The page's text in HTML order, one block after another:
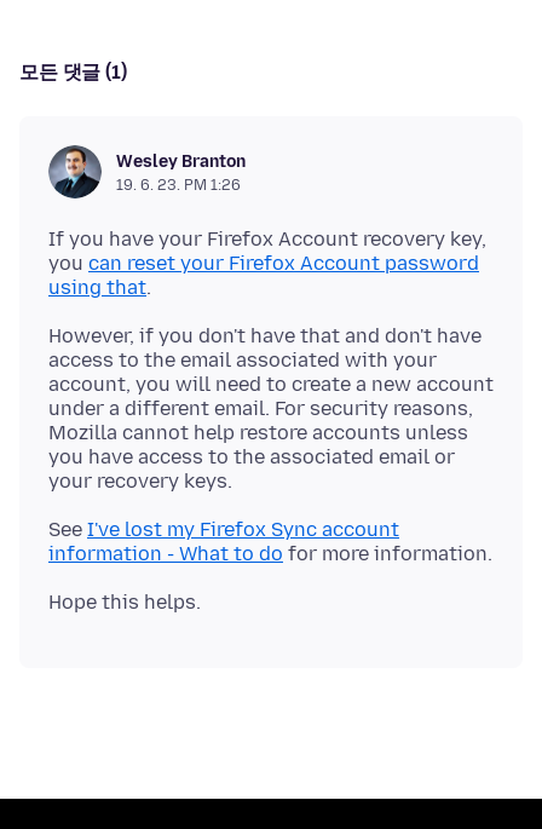
모든 댓글 (1)
Wesley Branton
19. 6. 23. PM 1:26
If you have your Firefox Account recovery key,
you can reset your Firefox Account password
using that
However, if you don't have that and don't have
access to the email associated with your
account, you will need to create a new account
under a different email. For security reasons,
Mozilla cannot help restore accounts unless
you have access to the associated email or
See I've lost my Firefox Sync account
information - What to do